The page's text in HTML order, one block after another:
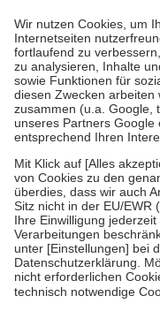
höchstens zehn Euro.
Es
Kosten der Leistung zu
Diese Regeln gelten
Bei Heilmitteln und
Zuzahlung zehn Prozent
Verordnung.
Um das Engagement der
stärken und die
fallenkeine Zuzahlungen
• Kindern und
mit Ausnahme der
• Untersuchungen zur
GKV getragen werden
• empfohlenen
• Harn- und